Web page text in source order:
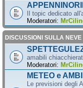
Il topic dedicato
Moderatori:
DISCUSSIONI SULLA NEVE
amabili
Moderatori:
METEO e
Le previsioni degli